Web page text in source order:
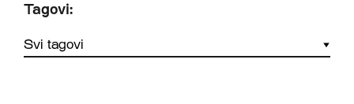
Tagovi: